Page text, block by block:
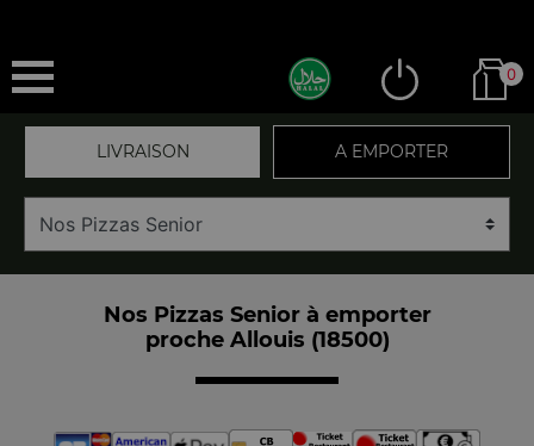
0
LIVRAISON A EMPORTER
Nos Pizzas Senior à emporter
proche Allouis (18500)